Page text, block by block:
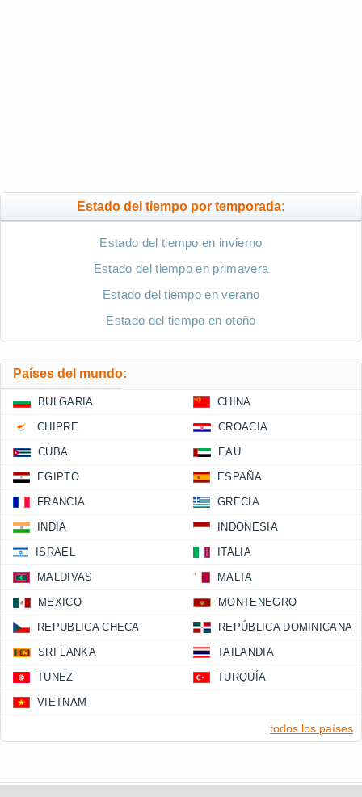
Estado del tiempo por temporada:
Estado del tiempo en invierno
Estado del tiempo en primavera
Estado del tiempo en verano
Estado del tiempo en otoño
Países del mundo:
BULGARIA CHINA
CHIPRE CROACIA
CUBA EAU
EGIPTO ESPAÑA
FRANCIA GRECIA
INDIA INDONESIA
ISRAEL ITALIA
MALDIVAS MALTA
MEXICO MONTENEGRO
REPUBLICA CHECA REPÚBLICA DOMINICANA
SRI LANKA TAILANDIA
TUNEZ TURQUÍA
VIETNAM
todos los países